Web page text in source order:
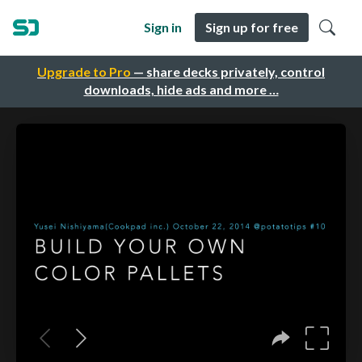
Upgrade to Pro — share decks privately, control
downloads, hide ads and more …
Sign in Sign up for free